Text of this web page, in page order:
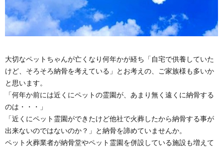
大切なペットちゃんが亡くなり何年かが経ち「自宅で供養していた
けど、そろそろ納骨を考えている」とお考えの、ご家族様も多いか
と思います。
「何年か前には近くにペットの霊園が、あまり無く遠くに納骨する
のは・・・」
「近くにペット霊園ができたけど他社で火葬したから納骨する事が
出来ないのではないのか？」と納骨を諦めていませんか。
ペット火葬業者が納骨堂やペット霊園を併設している施設も増えて